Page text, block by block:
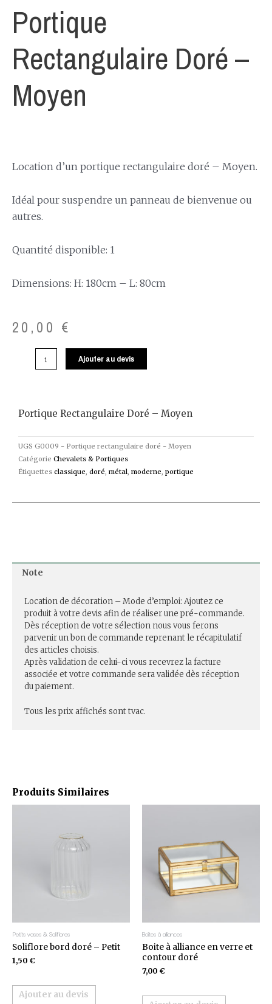
Portique
Rectangulaire Doré –
Moyen
Location d’un portique rectangulaire doré – Moyen.
Idéal pour suspendre un panneau de bienvenue ou
autres.
Quantité disponible: 1
Dimensions: H: 180cm – L: 80cm
20,00 €
Ajouter au devis
Produits Similaires
Petits vases & Soliflores
Soliflore bord doré – Petit
1,50 €
Ajouter au devis
Boîtes à alliances
Boite à alliance en verre et
contour doré
7,00 €
Portique Rectangulaire Doré – Moyen
UGS G0009 - Portique rectangulaire doré - Moyen
Catégorie Chevalets & Portiques
Étiquettes classique, doré, métal, moderne, portique
Note
Location de décoration – Mode d’emploi: Ajoutez ce
produit à votre devis afin de réaliser une pré-commande.
Dès réception de votre sélection nous vous ferons
parvenir un bon de commande reprenant le récapitulatif
des articles choisis.
Après validation de celui-ci vous recevrez la facture
associée et votre commande sera validée dès réception
du paiement.
Tous les prix affichés sont tvac.